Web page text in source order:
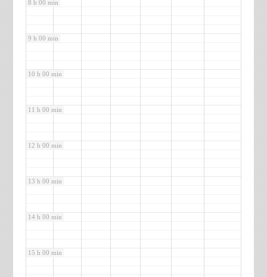
8 h 00 min
9 h 00 min
10 h 00 min
11 h 00 min
12 h 00 min
13 h 00 min
14 h 00 min
15 h 00 min